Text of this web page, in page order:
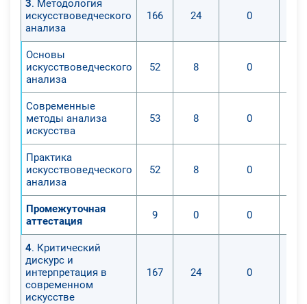
3. Методология
искусствоведческого
анализа
166 24 0
Основы
искусствоведческого
анализа
52 8 0
Современные
методы анализа
искусства
53 8 0
Практика
искусствоведческого
анализа
52 8 0
Промежуточная
аттестация
9 0 0
4. Критический
дискурс и
интерпретация в
современном
искусстве
167 24 0